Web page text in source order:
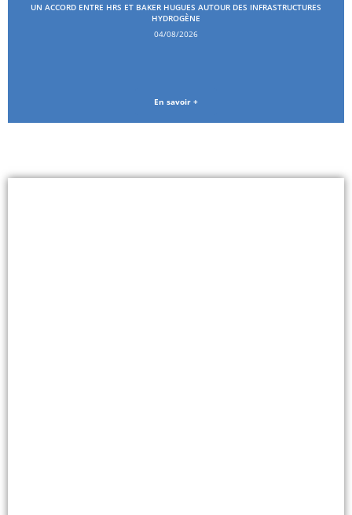
UN ACCORD ENTRE HRS ET BAKER HUGUES AUTOUR DES INFRASTRUCTURES
HYDROGÈNE
04/08/2026
En savoir +